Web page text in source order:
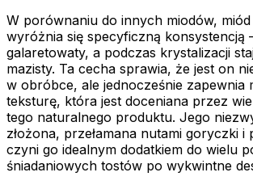
W porównaniu do innych miodów,
wyróżnia się specyficzną konsystencją
galaretowaty, a podczas krystalizacji
mazisty. Ta cecha sprawia, że jest on
w obróbce, ale jednocześnie zapewnia
teksturę, która jest doceniana przez
tego naturalnego produktu. Jego
złożona, przełamana nutami goryczki
czyni go idealnym dodatkiem do wielu
śniadaniowych tostów po wykwintne